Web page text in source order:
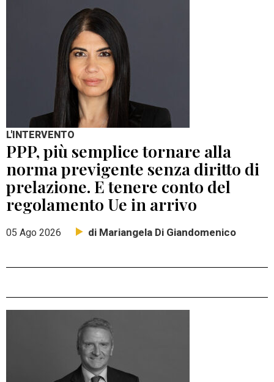
L'INTERVENTO
PPP, più semplice tornare alla
norma previgente senza diritto di
prelazione. E tenere conto del
regolamento Ue in arrivo
05 Ago 2026 di Mariangela Di Giandomenico